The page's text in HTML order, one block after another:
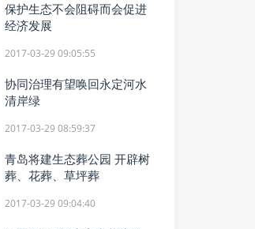
保护生态不会阻碍而会促进
经济发展
2017-03-29 09:05:55
协同治理有望唤回永定河水
清岸绿
2017-03-29 08:59:37
青岛将建生态葬公园 开辟树
葬、花葬、草坪葬
2017-03-29 09:04:40